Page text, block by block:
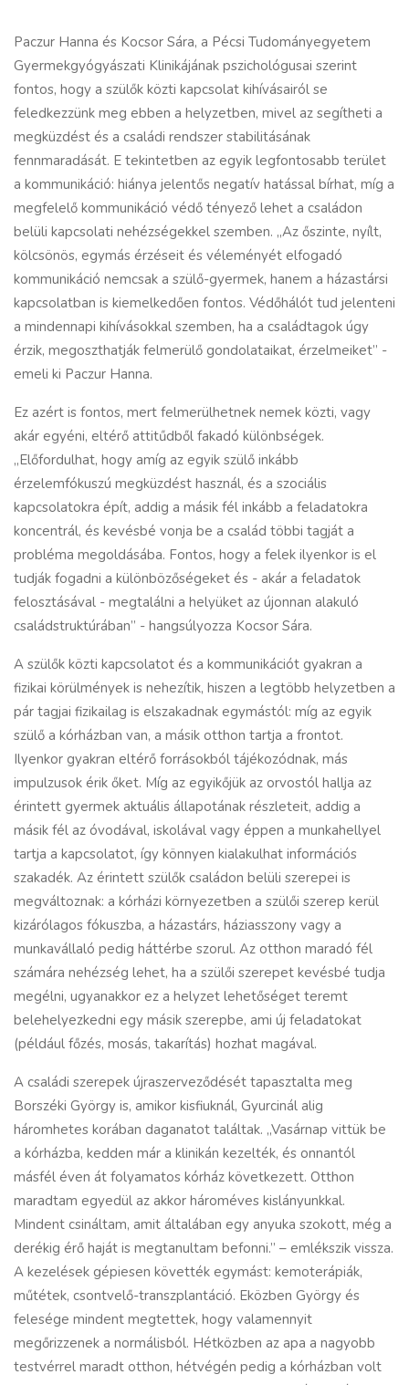
Paczur Hanna és Kocsor Sára, a Pécsi Tudományegyetem
Gyermekgyógyászati Klinikájának pszichológusai szerint
fontos, hogy a szülők közti kapcsolat kihívásairól se
feledkezzünk meg ebben a helyzetben, mivel az segítheti a
megküzdést és a családi rendszer stabilitásának
fennmaradását. E tekintetben az egyik legfontosabb terület
a kommunikáció: hiánya jelentős negatív hatással bírhat, míg a
megfelelő kommunikáció védő tényező lehet a családon
belüli kapcsolati nehézségekkel szemben. „Az őszinte, nyílt,
kölcsönös, egymás érzéseit és véleményét elfogadó
kommunikáció nemcsak a szülő-gyermek, hanem a házastársi
kapcsolatban is kiemelkedően fontos. Védőhálót tud jelenteni
a mindennapi kihívásokkal szemben, ha a családtagok úgy
érzik, megoszthatják felmerülő gondolataikat, érzelmeiket” -
emeli ki Paczur Hanna.
Ez azért is fontos, mert felmerülhetnek nemek közti, vagy
akár egyéni, eltérő attitűdből fakadó különbségek.
„Előfordulhat, hogy amíg az egyik szülő inkább
érzelemfókuszú megküzdést használ, és a szociális
kapcsolatokra épít, addig a másik fél inkább a feladatokra
koncentrál, és kevésbé vonja be a család többi tagját a
probléma megoldásába. Fontos, hogy a felek ilyenkor is el
tudják fogadni a különbözőségeket és - akár a feladatok
felosztásával - megtalálni a helyüket az újonnan alakuló
családstruktúrában” - hangsúlyozza Kocsor Sára.
A szülők közti kapcsolatot és a kommunikációt gyakran a
fizikai körülmények is nehezítik, hiszen a legtöbb helyzetben a
pár tagjai fizikailag is elszakadnak egymástól: míg az egyik
szülő a kórházban van, a másik otthon tartja a frontot.
Ilyenkor gyakran eltérő forrásokból tájékozódnak, más
impulzusok érik őket. Míg az egyikőjük az orvostól hallja az
érintett gyermek aktuális állapotának részleteit, addig a
másik fél az óvodával, iskolával vagy éppen a munkahellyel
tartja a kapcsolatot, így könnyen kialakulhat információs
szakadék. Az érintett szülők családon belüli szerepei is
megváltoznak: a kórházi környezetben a szülői szerep kerül
kizárólagos fókuszba, a házastárs, háziasszony vagy a
munkavállaló pedig háttérbe szorul. Az otthon maradó fél
számára nehézség lehet, ha a szülői szerepet kevésbé tudja
megélni, ugyanakkor ez a helyzet lehetőséget teremt
belehelyezkedni egy másik szerepbe, ami új feladatokat
(például főzés, mosás, takarítás) hozhat magával.
A családi szerepek újraszerveződését tapasztalta meg
Borszéki György is, amikor kisfiuknál, Gyurcinál alig
háromhetes korában daganatot találtak. „Vasárnap vittük be
a kórházba, kedden már a klinikán kezelték, és onnantól
másfél éven át folyamatos kórház következett. Otthon
maradtam egyedül az akkor hároméves kislányunkkal.
Mindent csináltam, amit általában egy anyuka szokott, még a
derékig érő haját is megtanultam befonni.” – emlékszik vissza.
A kezelések gépiesen követték egymást: kemoterápiák,
műtétek, csontvelő-transzplantáció. Eközben György és
felesége mindent megtettek, hogy valamennyit
megőrizzenek a normálisból. Hétközben az apa a nagyobb
testvérrel maradt otthon, hétvégén pedig a kórházban volt